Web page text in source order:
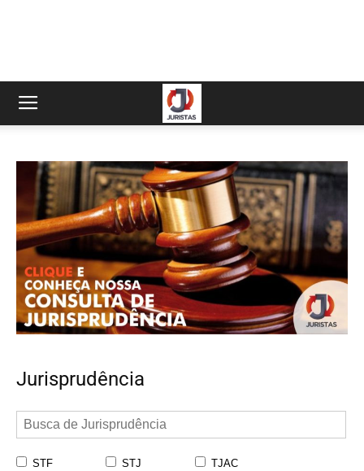
Jurisprudência
STF STJ
TJAC